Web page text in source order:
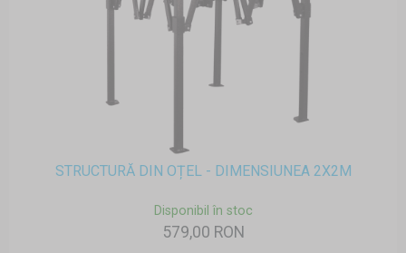
STRUCTURĂ DIN OȚEL - DIMENSIUNEA 2X2M
Disponibil în stoc
579,00 RON